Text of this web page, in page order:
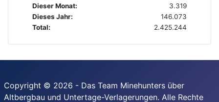
Dieser Monat:
3.319
Dieses Jahr:
146.073
Total:
2.425.244
Copyright © 2026 - Das Team Minehunters über
Altbergbau und Untertage-Verlagerungen. Alle Rechte